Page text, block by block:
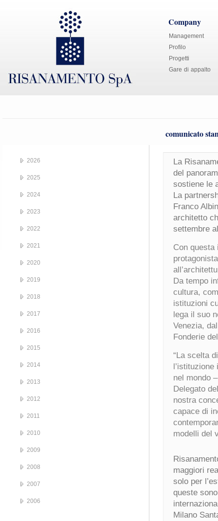
Company
Management
Profilo
Progetti
Gare di appalto
comunicato
La
del
sostiene le
La
Franco
architetto
settembre
Con
Da tempo
cultura,
istituzioni
lega il suo
Venezia,
Fonderie
“La scelta
nel mondo
Delegato
nostra
capace di
modelli del
maggiori
solo per
queste
Milano
2026
2025
2024
2023
2022
2021
2020
2019
2018
2017
2016
2015
2014
2013
2012
2011
2010
2009
2008
2007
2006